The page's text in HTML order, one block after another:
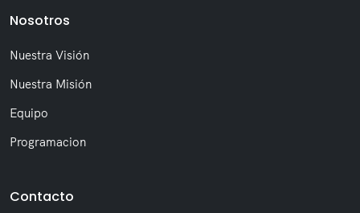
Nosotros
Nuestra Visión
Nuestra Misión
Equipo
Programacion
Contacto